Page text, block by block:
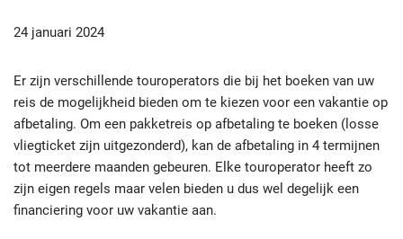
24 januari 2024
Er zijn verschillende touroperators die bij het boeken van uw
reis de mogelijkheid bieden om te kiezen voor een vakantie op
afbetaling. Om een pakketreis op afbetaling te boeken (losse
vliegticket zijn uitgezonderd), kan de afbetaling in 4 termijnen
tot meerdere maanden gebeuren. Elke touroperator heeft zo
zijn eigen regels maar velen bieden u dus wel degelijk een
financiering voor uw vakantie aan.